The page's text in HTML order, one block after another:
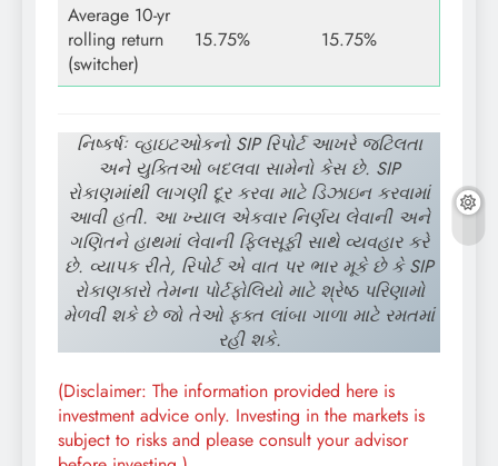
Average 10-yr
rolling return
(switcher)
15.75% 15.75%
નિષ્કર્ષઃ વ્હાઇટઓકનો SIP રિપોર્ટ આખરે જટિલતા
અને યુક્તિઓ બદલવા સામેનો કેસ છે. SIP
રોકાણમાંથી લાગણી દૂર કરવા માટે ડિઝાઇન કરવામાં
આવી હતી. આ ખ્યાલ એકવાર નિર્ણય લેવાની અને
ગણિતને હાથમાં લેવાની ફિલસૂફી સાથે વ્યવહાર કરે
છે. વ્યાપક રીતે, રિપોર્ટ એ વાત પર ભાર મૂકે છે કે SIP
રોકાણકારો તેમના પોર્ટફોલિયો માટે શ્રેષ્ઠ પરિણામો
મેળવી શકે છે જો તેઓ ફક્ત લાંબા ગાળા માટે રમતમાં
રહી શકે.
(Disclaimer: The information provided here is
investment advice only. Investing in the markets is
subject to risks and please consult your advisor